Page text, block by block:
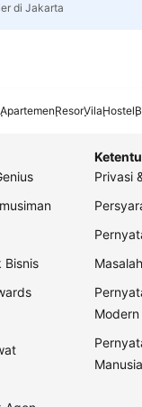
di Jakarta
ApartemenResorVilaHostel
Bisnis
Privasi
Modern
Manusia